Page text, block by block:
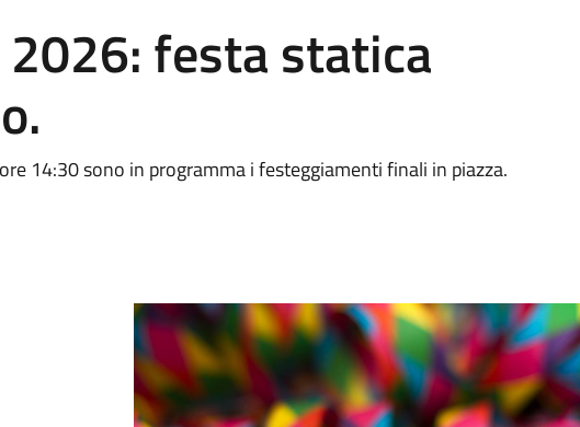
2026: festa statica
14:30 sono in programma i festeggiamenti finali in piazza.